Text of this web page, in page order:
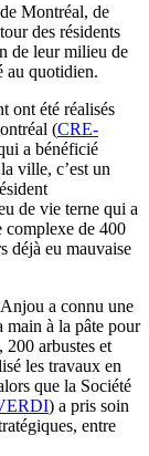
Montréal, de
des résidents
de leur milieu de
au quotidien.
ont été réalisés
(CRE-
a bénéficié
ville, c’est un
de vie terne qui a
complexe de 400
déjà eu mauvaise
a connu une
main à la pâte pour
200 arbustes et
les travaux en
que la Société
) a pris soin
entre